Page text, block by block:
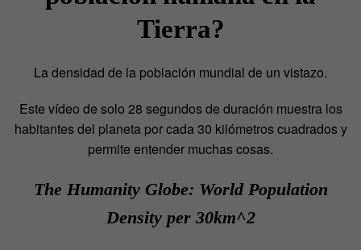
Tierra?
La densidad de la población mundial de un vistazo.
Este vídeo de solo 28 segundos de duración muestra los
habitantes del planeta por cada 30 kilómetros cuadrados y
permite entender muchas cosas.
The Humanity Globe: World Population
Density per 30km^2